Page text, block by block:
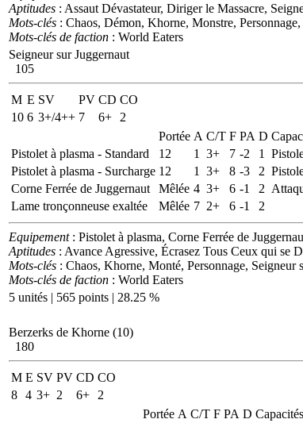
Aptitudes : Assaut Dévastateur, Diriger le Massacre,
Mots-clés : Chaos, Démon, Khorne, Monstre,
Mots-clés de faction : World Eaters
Seigneur sur Juggernaut
105
M E SV PV CD CO
10 6 3+/4++ 7 6+
2
Portée A C/T F PA D
Pistolet à plasma - Standard
12 1 3+ 7 -2 1
Pistolet à plasma - Surcharge 12 1 3+ 8 -3 2
Corne Ferrée de Juggernaut
Mêlée 4 3+ 6 -1 2
Lame tronçonneuse exaltée
Mêlée 7 2+ 6 -1 2
Equipement: Pistolet à plasma, Corne Ferrée de
Aptitudes : Avance Agressive, Écrasez Tous Ceux qui se
Mots-clés : Chaos, Khorne, Monté, Personnage, Seigneur
Mots-clés de faction : World Eaters
5 unités | 565 points | 28.25 %
Berzerks de Khorne (10)
180
M E SV PV CD CO
8 4 3+ 2 6+
2
Portée A C/T F PA D Capacités